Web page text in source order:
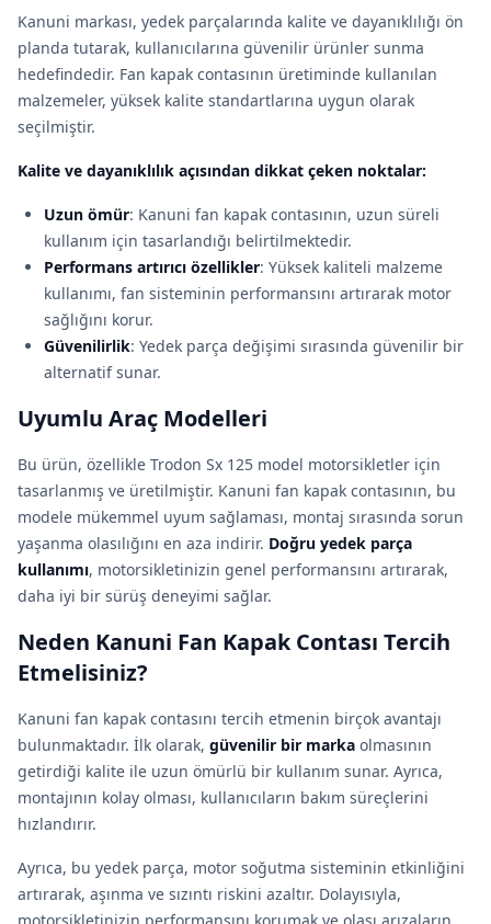
Kanuni markası, yedek parçalarında kalite ve dayanıklılığı ön
planda tutarak, kullanıcılarına güvenilir ürünler sunma
hedefindedir. Fan kapak contasının üretiminde kullanılan
malzemeler, yüksek kalite standartlarına uygun olarak
seçilmiştir.
Kalite ve dayanıklılık açısından dikkat çeken noktalar:
Uzun ömür: Kanuni fan kapak contasının, uzun süreli
kullanım için tasarlandığı belirtilmektedir.
Performans artırıcı özellikler: Yüksek kaliteli malzeme
kullanımı, fan sisteminin performansını artırarak motor
sağlığını korur.
Güvenilirlik: Yedek parça değişimi sırasında güvenilir bir
alternatif sunar.
Uyumlu Araç Modelleri
Bu ürün, özellikle Trodon Sx 125 model motorsikletler için
tasarlanmış ve üretilmiştir. Kanuni fan kapak contasının, bu
modele mükemmel uyum sağlaması, montaj sırasında sorun
yaşanma olasılığını en aza indirir. Doğru yedek parça
kullanımı, motorsikletinizin genel performansını artırarak,
daha iyi bir sürüş deneyimi sağlar.
Neden Kanuni Fan Kapak Contası Tercih
Etmelisiniz?
Kanuni fan kapak contasını tercih etmenin birçok avantajı
bulunmaktadır. İlk olarak, güvenilir bir marka olmasının
getirdiği kalite ile uzun ömürlü bir kullanım sunar. Ayrıca,
montajının kolay olması, kullanıcıların bakım süreçlerini
hızlandırır.
Ayrıca, bu yedek parça, motor soğutma sisteminin etkinliğini
artırarak, aşınma ve sızıntı riskini azaltır. Dolayısıyla,